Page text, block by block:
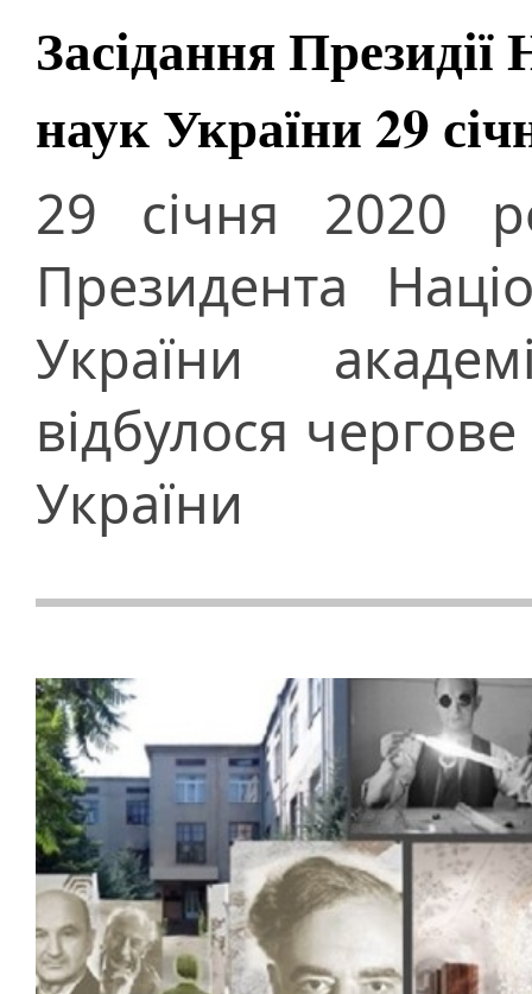
Засідання Президії
наук України 29
29 січня 2020
Президента
України
відбулося
України